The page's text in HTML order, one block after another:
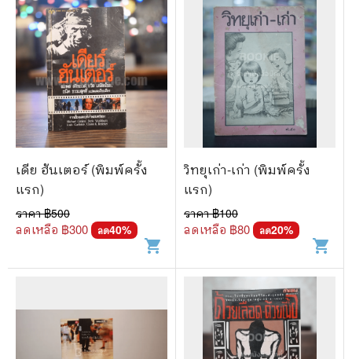
เดีย ฮันเตอร์ (พิมพ์ครั้ง
แรก)
ราคา ฿500
ลดเหลือ ฿300 ลด40%
shopping_cart
วิทยุเก่า-เก่า (พิมพ์ครั้ง
แรก)
ราคา ฿100
ลดเหลือ ฿80 ลด20%
shopping_cart